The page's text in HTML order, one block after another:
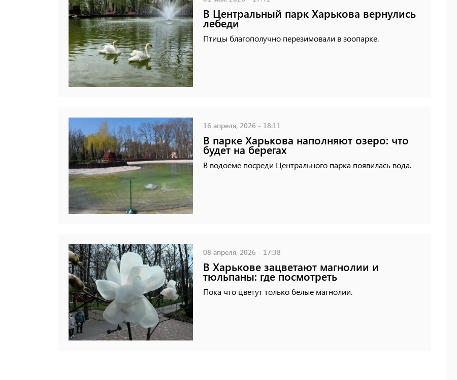
В Центральный парк Харькова вернулись
лебеди
Птицы благополучно перезимовали в зоопарке.
16 апреля, 2026 - 18:11
В парке Харькова наполняют озеро: что
будет на берегах
В водоеме посреди Центрального парка появилась вода.
08 апреля, 2026 - 17:38
В Харькове зацветают магнолии и
тюльпаны: где посмотреть
Пока что цветут только белые магнолии.